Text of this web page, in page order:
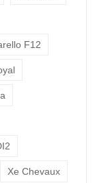
F12
Xe Chevaux